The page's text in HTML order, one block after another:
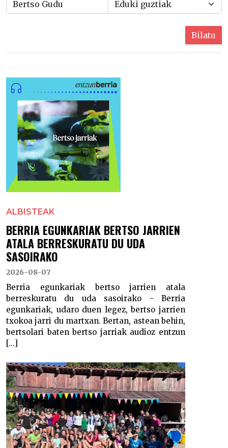
Bilatu
ALBISTEAK
BERRIA EGUNKARIAK BERTSO JARRIEN
ATALA BERRESKURATU DU UDA
SASOIRAKO
2026-08-07
Berria egunkariak bertso jarrien atala
berreskuratu du uda sasoirako - Berria
egunkariak, udaro duen legez, bertso jarrien
txokoa jarri du martxan. Bertan, astean behin,
bertsolari baten bertso jarriak audioz entzun
[...]